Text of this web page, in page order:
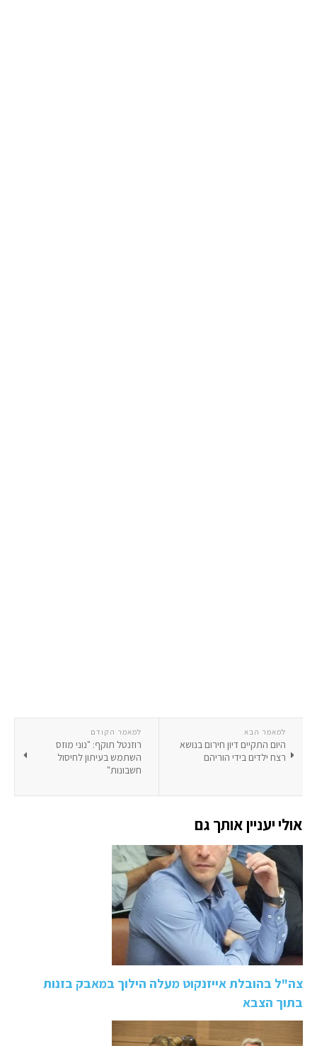
למאמר הקודם
רוזנטל תוקף: "נוני מוזס
השתמש בעיתון לחיסול
חשבונות"
למאמר הבא
היום התקיים דיון חירום בנושא
רצח ילדים בידי הוריהם
אולי יעניין אותך גם
צה"ל בהובלת אייזנקוט מעלה הילוך במאבק בזנות
בתוך הצבא